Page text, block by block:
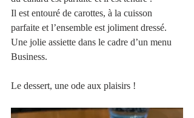
Il est entouré de carottes, à la cuisson
parfaite et l’ensemble est joliment dressé.
Une jolie assiette dans le cadre d’un menu
Business.
Le dessert, une ode aux plaisirs !